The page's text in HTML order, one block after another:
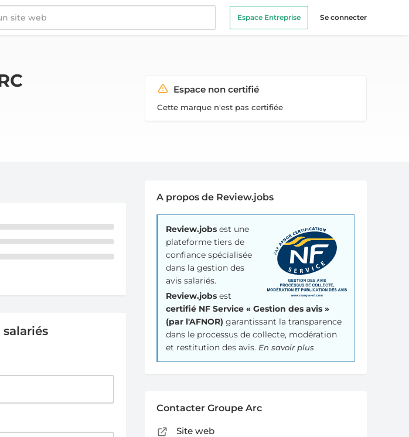
Espace Entreprise Se connecter
Espace non certifié
Cette marque n'est pas certifiée
A propos de Review.jobs
Review.jobs est une
plateforme tiers de
confiance spécialisée
dans la gestion des
avis salariés.
Review.jobs est
certifié NF Service « Gestion des avis »
(par l'AFNOR) garantissant la transparence
dans le processus de collecte, modération
et restitution des avis.En savoir plus
Contacter Groupe Arc
Site web